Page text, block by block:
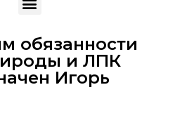
обязанности
и ЛПК
Игорь